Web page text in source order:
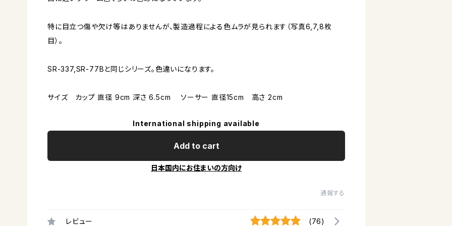
特に目立つ傷や欠け等はありませんが、製造過程による色ムラが見られます（写真6,7,8枚
目）。
SR-337,SR-77Bと同じシリーズ。色違いになります。
サイズ カップ 直径 9cm 深さ 6.5cm ソーサー 直径15cm 高さ 2cm
International shipping available
Add to cart
日本国内にお住まいの方向け
通報する
レビュー (76)